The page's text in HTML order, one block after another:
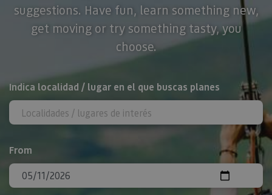
suggestions. Have fun, learn something new,
get moving or try something tasty, you
choose.
Search
Indica localidad / lugar en el que buscas planes
From